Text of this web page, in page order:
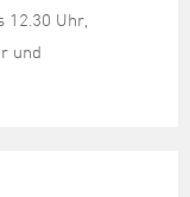
12.30 Uhr,
und